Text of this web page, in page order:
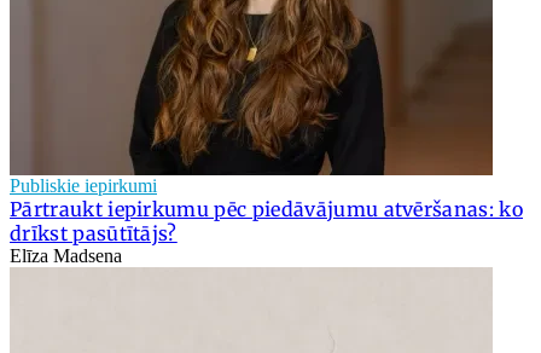
Publiskie iepirkumi
Pārtraukt iepirkumu pēc piedāvājumu atvēršanas: ko
drīkst pasūtītājs?
Elīza Madsena